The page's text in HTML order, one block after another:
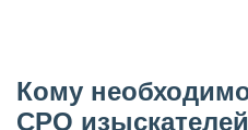
Кому
СРО изыскателей